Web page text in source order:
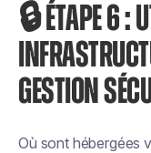
🔒 ÉTAPE 6 :
GESTION
Où sont hébergées